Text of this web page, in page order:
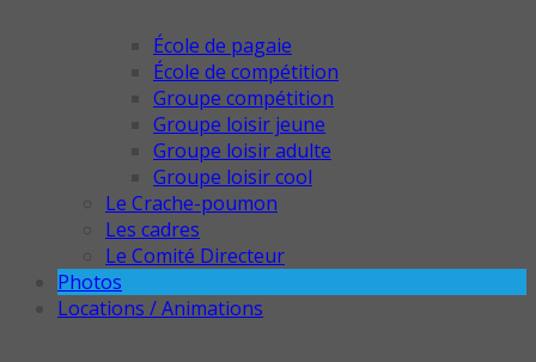
École de pagaie
École de compétition
Groupe compétition
Groupe loisir jeune
Groupe loisir adulte
Groupe loisir cool
Le Crache-poumon
Les cadres
Le Comité Directeur
Photos
Locations / Animations